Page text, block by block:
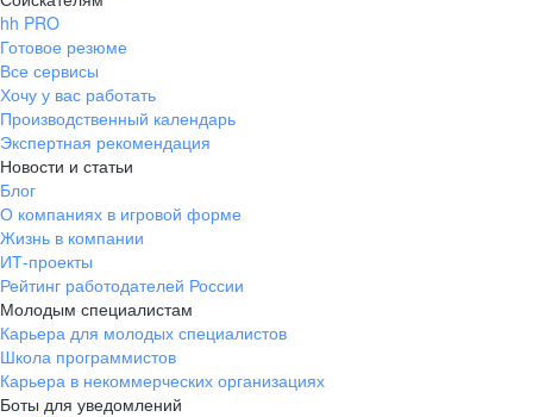
hh PRO
Готовое резюме
Все сервисы
Хочу у вас работать
Производственный календарь
Экспертная рекомендация
Новости и статьи
Блог
О компаниях в игровой форме
Жизнь в компании
ИТ-проекты
Рейтинг работодателей России
Молодым специалистам
Карьера для молодых специалистов
Школа программистов
Карьера в некоммерческих организациях
Боты для уведомлений